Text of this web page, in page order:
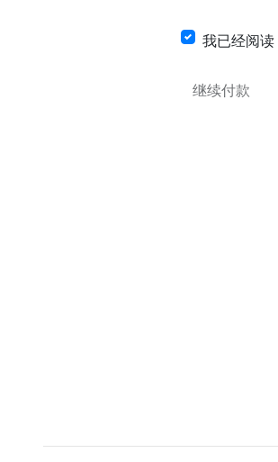
我已经阅读
继续付款